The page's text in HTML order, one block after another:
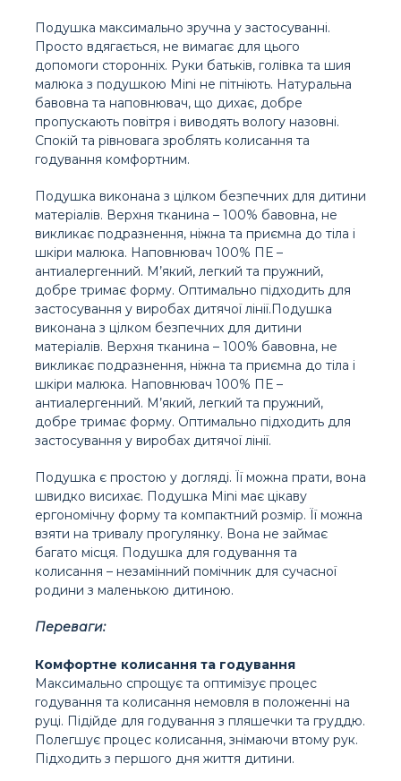
Подушка максимально зручна у застосуванні.
Просто вдягається, не вимагає для цього
допомоги сторонніх. Руки батьків, голівка та шия
малюка з подушкою Mini не пітніють. Натуральна
бавовна та наповнювач, що дихає, добре
пропускають повітря і виводять вологу назовні.
Спокій та рівновага зроблять колисання та
годування комфортним.
Подушка виконана з цілком безпечних для дитини
матеріалів. Верхня тканина – 100% бавовна, не
викликає подразнення, ніжна та приємна до тіла і
шкіри малюка. Наповнювач 100% ПЕ –
антиалергенний. М’який, легкий та пружний,
добре тримає форму. Оптимально підходить для
застосування у виробах дитячої лінії.Подушка
виконана з цілком безпечних для дитини
матеріалів. Верхня тканина – 100% бавовна, не
викликає подразнення, ніжна та приємна до тіла і
шкіри малюка. Наповнювач 100% ПЕ –
антиалергенний. М’який, легкий та пружний,
добре тримає форму. Оптимально підходить для
застосування у виробах дитячої лінії.
Подушка є простою у догляді. Її можна прати, вона
швидко висихає. Подушка Mini має цікаву
ергономічну форму та компактний розмір. Її можна
взяти на тривалу прогулянку. Вона не займає
багато місця. Подушка для годування та
колисання – незамінний помічник для сучасної
родини з маленькою дитиною.
Переваги:
Комфортне колисання та годування
Максимально спрощує та оптимізує процес
годування та колисання немовля в положенні на
руці. Підійде для годування з пляшечки та груддю.
Полегшує процес колисання, знімаючи втому рук.
Підходить з першого дня життя дитини.